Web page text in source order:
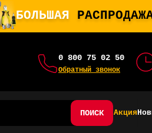
БОЛЬШАЯ
0 800 75 02 50
Обратный звонок
ПОИСК Акция